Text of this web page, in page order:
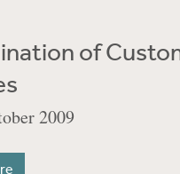
of
2009